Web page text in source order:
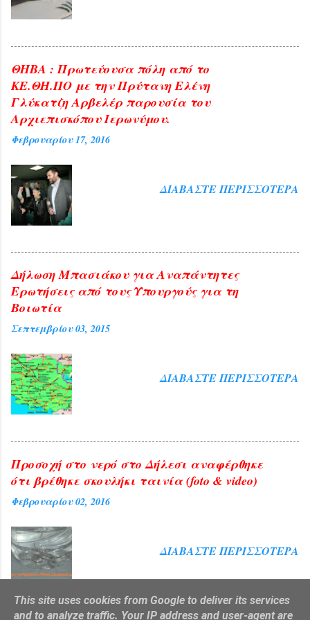
ΘΗΒΑ : Πρωτεύουσα πόλη από το
ΚΕ.ΘΗ.ΠΟ με την Πρύτανη Ελένη
Γλύκατζη Αρβελέρ παρουσία του
Αρχιεπισκόπου Ιερωνύμου.
Φεβρουαρίου 17, 2016
ΔΙΑΒΆΣΤΕ ΠΕΡΙΣΣΌΤΕΡΑ
Δήλωση Μπασιάκου για Αναπάντητες
Ερωτήσεις από τους Υπουργούς για τη
Βοιωτία
Σεπτεμβρίου 03, 2015
ΔΙΑΒΆΣΤΕ ΠΕΡΙΣΣΌΤΕΡΑ
Προσοχή στο νερό στο Δήλεσι αναφέρθηκε
ότι βρέθηκε σκουλήκι ταινία (foto & video)
Φεβρουαρίου 02, 2016
ΔΙΑΒΆΣΤΕ ΠΕΡΙΣΣΌΤΕΡΑ
This site uses cookies from Google to deliver its services
and to analyze traffic. Your IP address and user-agent are